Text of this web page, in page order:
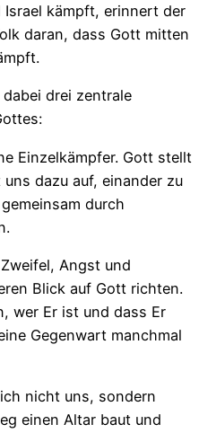
Israel kämpft, erinnert der
daran, dass Gott mitten
drei zentrale
Einzelkämpfer. Gott stellt
dazu auf, einander zu
durch
Angst und
Blick auf Gott richten.
wer Er ist und dass Er
Gegenwart manchmal
nicht uns, sondern
einen Altar baut und